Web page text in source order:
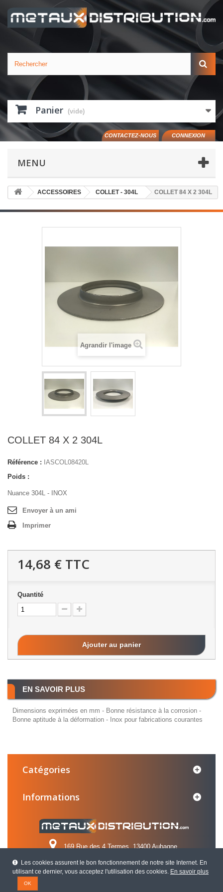
Panier (vide)
CONNEXION
CONTACTEZ-NOUS
Les cookies assurent le bon fonctionnement de notre site Internet. En
utilisant ce dernier, vous acceptez l'utilisation des cookies. En savoir plus
OK
MENU
ACCESSOIRES COLLET - 304L COLLET 84 X 2 304L
Agrandir l'image
COLLET 84 X 2 304L
Référence : IASCOL08420L
Poids :
Nuance 304L - INOX
Envoyer à un ami
Imprimer
14,68 € TTC
Quantité
Ajouter au panier
EN SAVOIR PLUS
Dimensions exprimées en mm - Bonne résistance à la corrosion -
Bonne aptitude à la déformation - Inox pour fabrications courantes
Catégories
Informations
169 Rue des 4 Termes, 13400 Aubagne
Appelez-nous au :04 42 84 31 31